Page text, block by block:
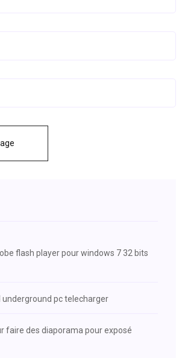
flash player pour windows 7 32 bits
underground pc telecharger
faire des diaporama pour exposé